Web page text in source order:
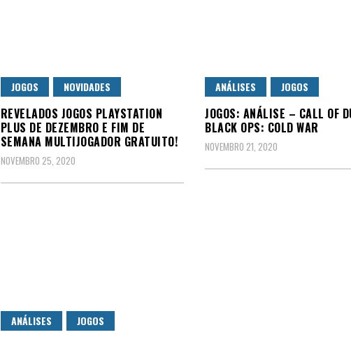
JOGOS NOVIDADES
REVELADOS JOGOS PLAYSTATION
PLUS DE DEZEMBRO E FIM DE
SEMANA MULTIJOGADOR GRATUITO!
NOVEMBRO 25, 2020
ANÁLISES JOGOS
JOGOS: ANÁLISE – CALL OF
BLACK OPS: COLD WAR
NOVEMBRO 21, 2020
ANÁLISES JOGOS